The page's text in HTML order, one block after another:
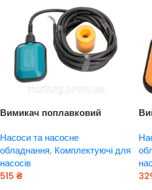
Вимикач поплавковий
(779667)
Насоси та насосне
обладнання, Комплектуючі для
насосів
515 ₴